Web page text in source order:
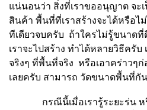
แน่นอนว่า สิ่งที่เราขออนุญาต จะเ
สินค้า พื้นที่ที่เราสร้างจะได้หรือไ
ทีเดียวจบครับ ถ้าใครไม่รู้ขนาด
เราจะไปสร้าง ทำได้หลายวิธีครั
จริงๆ ที่พื้นที่จริง หรือเอาคร่าวๆก่
เลยครับ สามารถ วัดขนาดพื้นที่กั
กรณีนี้เมื่อเรารู้ระยะร่น หรือ